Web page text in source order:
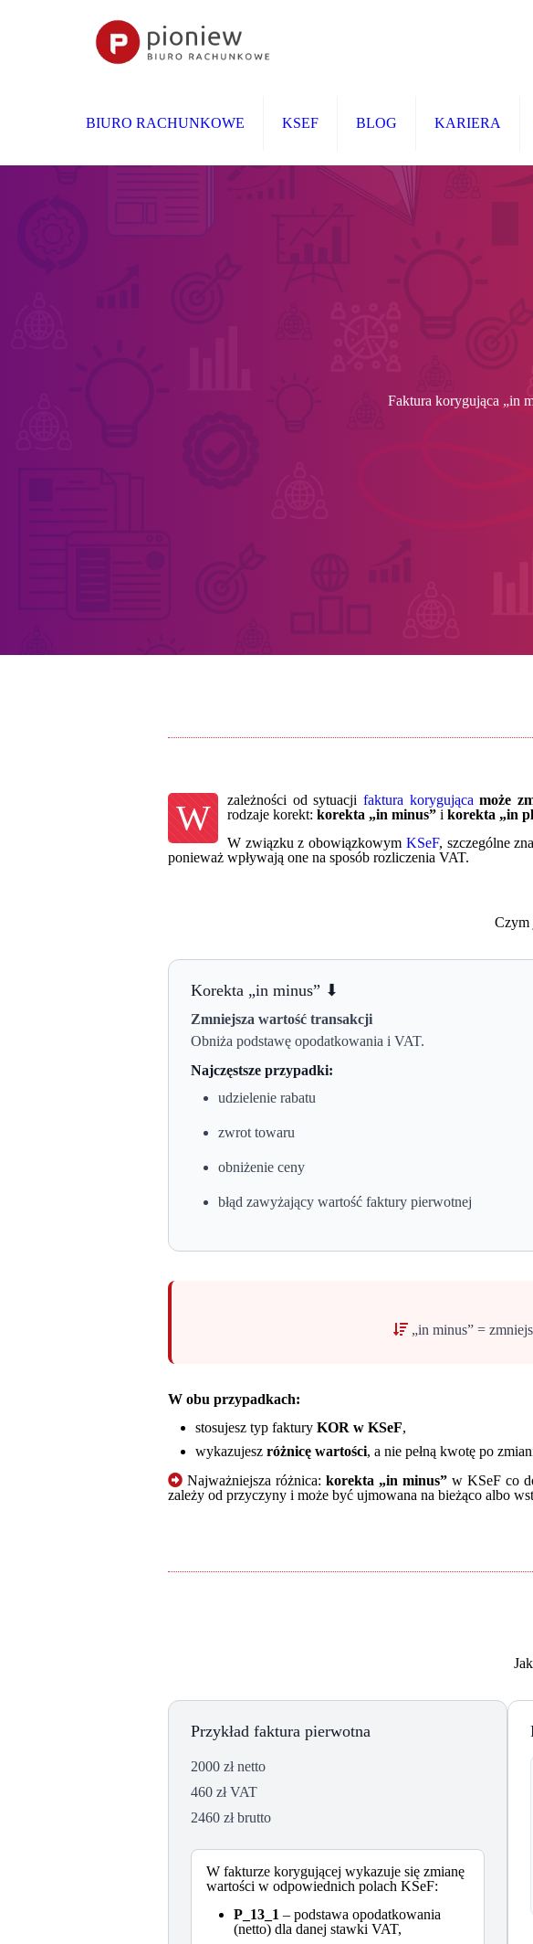
BIURO RACHUNKOWE KSEF BLOG KARIERA
Faktura korygująca „in
W zależności od sytuacjifaktura korygującamoże
rodzaje korekt: korekta „in minus” i korekta „in
W związku z obowiązkowym KSeF, szczególne
ponieważ wpływają one na sposób rozliczenia VAT.
Czym
Korekta „in minus” ⬇
Zmniejsza wartość transakcji
Obniża podstawę opodatkowania i VAT.
Najczęstsze przypadki:
udzielenie rabatu
zwrot towaru
obniżenie ceny
błąd zawyżający wartość faktury pierwotnej
„in minus” =
W obu przypadkach:
stosujesz typ faktury KOR w KSeF,
wykazujesz różnicę wartości, a nie pełną kwotę po
Najważniejsza różnica:korekta „in minus” w KSeF co
zależy od przyczyny i może być ujmowana na bieżąco albo
Przykład faktura pierwotna
2000 zł netto
460 zł VAT
2460 zł brutto
W fakturze korygującej wykazuje się zmianę
wartości w odpowiednich polach KSeF:
P_13_1 – podstawa opodatkowania
(netto) dla danej stawki VAT,